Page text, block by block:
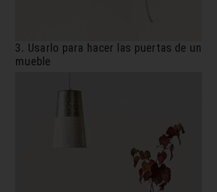
3. Usarlo para hacer las puertas de un
mueble